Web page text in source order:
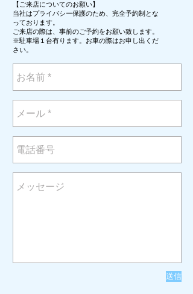
【ご来店についてのお願い】
当社はプライバシー保護のため、完全予約制とな
っております。
ご来店の際は、事前のご予約をお願い致します。
※駐車場１台有ります。お車の際はお申し出くだ
さい。
送信